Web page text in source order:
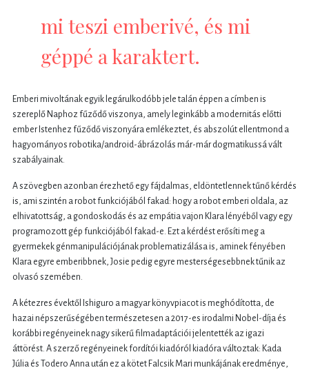
mi teszi emberivé, és mi
géppé a karaktert.
Emberi mivoltának egyik legárulkodóbb jele talán éppen a címben is
szereplő Naphoz fűződő viszonya, amely leginkább a modernitás előtti
ember Istenhez fűződő viszonyára emlékeztet, és abszolút ellentmond a
hagyományos robotika/android-ábrázolás már-már dogmatikussá vált
szabályainak.
A szövegben azonban érezhető egy fájdalmas, eldöntetlennek tűnő kérdés
is, ami szintén a robot funkciójából fakad: hogy a robot emberi oldala, az
elhivatottság, a gondoskodás és az empátia vajon Klara lényéből vagy egy
programozott gép funkciójából fakad-e. Ezt a kérdést erősíti meg a
gyermekek génmanipulációjának problematizálása is, aminek fényében
Klara egyre emberibbnek, Josie pedig egyre mesterségesebbnek tűnik az
olvasó szemében.
A kétezres évektől Ishiguro a magyar könyvpiacot is meghódította, de
hazai népszerűségében természetesen a 2017-es irodalmi Nobel-díja és
korábbi regényeinek nagy sikerű filmadaptációi jelentették az igazi
áttörést. A szerző regényeinek fordítói kiadóról kiadóra változtak: Kada
Júlia és Todero Anna után ez a kötet Falcsik Mari munkájának eredménye,